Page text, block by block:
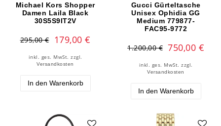
Michael Kors Shopper
Damen Laila Black
30S5S9IT2V
295,00 € 179,00 €
inkl. ges. MwSt. zzgl.
Versandkosten
In den Warenkorb
Gucci Gürteltasche
Unisex Ophidia GG
Medium 779877-
FAC95-9772
1.200,00 € 750,00 €
inkl. ges. MwSt. zzgl.
Versandkosten
In den Warenkorb